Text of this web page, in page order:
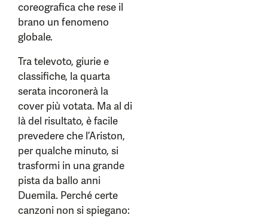
coreografica che rese il
brano un fenomeno
globale.
Tra televoto, giurie e
classifiche, la quarta
serata incoronerà la
cover più votata. Ma al di
là del risultato, è facile
prevedere che l’Ariston,
per qualche minuto, si
trasformi in una grande
pista da ballo anni
Duemila. Perché certe
canzoni non si spiegano: